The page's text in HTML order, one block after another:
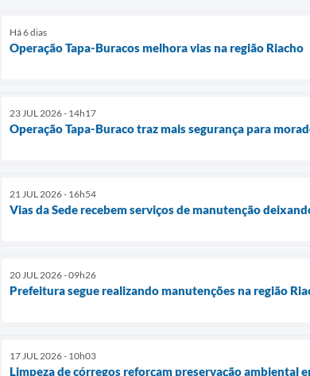
Há 6 dias
Operação Tapa-Buracos melhora vias na região Riacho
23 JUL 2026 - 14h17
Operação Tapa-Buraco traz mais segurança para
21 JUL 2026 - 16h54
Vias da Sede recebem serviços de manutenção
20 JUL 2026 - 09h26
Prefeitura segue realizando manutenções na região
17 JUL 2026 - 10h03
Limpeza de córregos reforçam preservação ambiental